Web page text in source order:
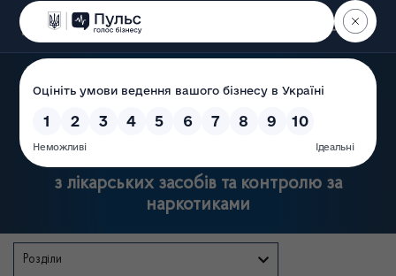
Пошук
Державна служба України
з лікарських засобів та контролю за
наркотиками
Розділи